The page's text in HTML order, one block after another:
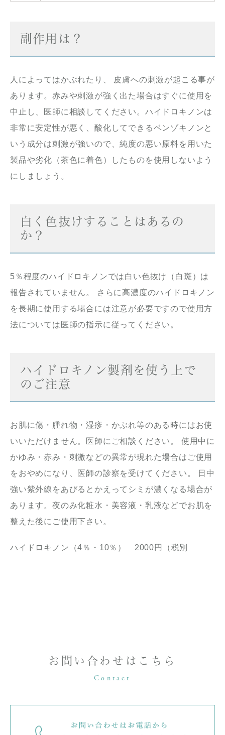
副作用は？
人によってはかぶれたり、 皮膚への刺激が起こる事が
あります。赤みや刺激が強く出た場合はすぐに使用を
中止し、医師に相談してください。ハイドロキノンは
非常に安定性が悪く、酸化してできるベンゾキノンと
いう成分は刺激が強いので、純度の悪い原料を用いた
製品や劣化（茶色に着色）したものを使用しないよう
にしましょう。
白く色抜けすることはあるの
か？
5％程度のハイドロキノンでは白い色抜け（白斑）は
報告されていません。 さらに高濃度のハイドロキノン
を長期に使用する場合には注意が必要ですので使用方
法については医師の指示に従ってください。
ハイドロキノン製剤を使う上で
のご注意
お肌に傷・腫れ物・湿疹・かぶれ等のある時にはお使
いいただけません。医師にご相談ください。 使用中に
かゆみ・赤み・刺激などの異常が現れた場合はご使用
をおやめになり、医師の診察を受けてください。 日中
強い紫外線をあびるとかえってシミが濃くなる場合が
あります。夜のみ化粧水・美容液・乳液などでお肌を
整えた後にご使用下さい。
ハイドロキノン（4％・10％） 2000円（税別
お問い合わせはこちら
Contact